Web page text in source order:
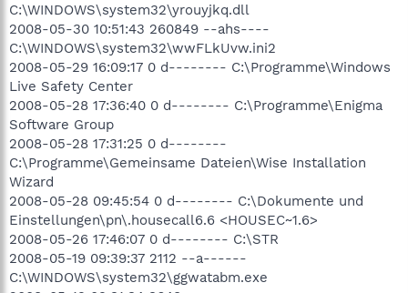
C:\WINDOWS\system32\yrouyjkq.dll
2008-05-30 10:51:43 260849 --ahs----
C:\WINDOWS\system32\wwFLkUvw.ini2
2008-05-29 16:09:17 0 d-------- C:\Programme\Windows
Live Safety Center
2008-05-28 17:36:40 0 d-------- C:\Programme\Enigma
Software Group
2008-05-28 17:31:25 0 d--------
C:\Programme\Gemeinsame Dateien\Wise Installation
Wizard
2008-05-28 09:45:54 0 d-------- C:\Dokumente und
Einstellungen\pn\.housecall6.6 <HOUSEC~1.6>
2008-05-26 17:46:07 0 d-------- C:\STR
2008-05-19 09:39:37 2112 --a------
C:\WINDOWS\system32\ggwatabm.exe